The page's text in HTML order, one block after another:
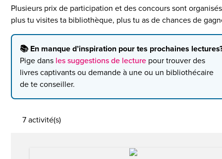
Plusieurs prix de participation et des concours sont
plus tu visites ta bibliothèque, plus tu as de chances de
📚 En manque d’inspiration pour tes prochaines
Pige dans les suggestions de lecture pour trouver des
livres captivants ou demande à une ou un bibliothécaire
de te conseiller.
7 activité(s)